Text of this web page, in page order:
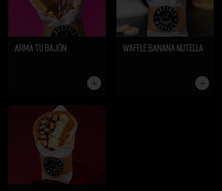
Arma tu Bajón Waffle Banana Nutella